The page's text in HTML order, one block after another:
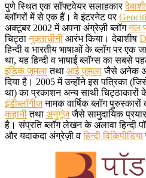
पुणे स्थित एक सॉफ्टवेयर सलाहकार
ब्लॉगरों में से एक हैं। वे इंटरनेट पर
अक्टूबर 2002 में अपना अंग्रेज़ी ब्लॉगनल
चिट्ठानुक्ताचीनी आरंभ किया। देबाशीष
हिन्दी व भारतीय भाषाओं के ब्लॉग पर एक
था, यह हिन्दी व भाषाई ब्लॉग्स का सबसे
इंडिक जूमलातथा आई जूमलाजैसे अनेक
दिया है। 2005 में उन्होंने इस पत्रिका
था) का प्रकाशन अन्य साथी
इंडीब्लॉगीजनामक वार्षिक ब्लॉग
कहानीतथा अनुगूंजजैसे सामुदायिक
है। संप्रति ब्लॉग लेखन के अलावा हिन्दी
और यदाकदा अंग्रेज़ी वहिन्दी विकिपीडिया